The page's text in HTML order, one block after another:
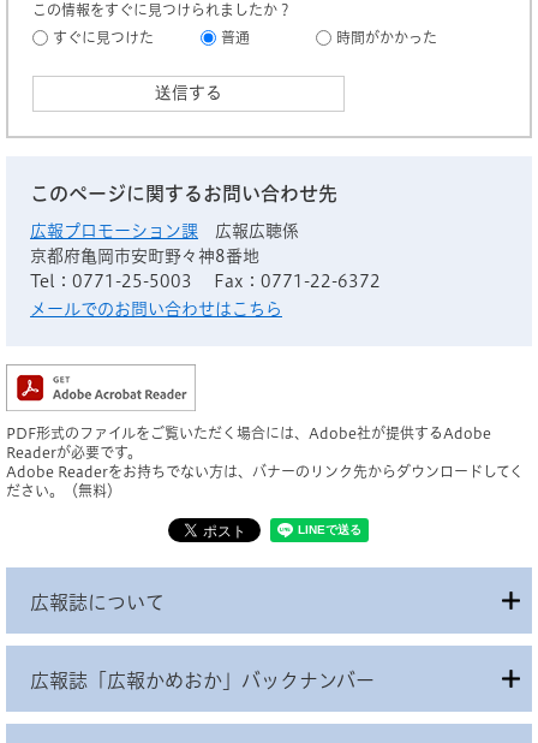
この情報をすぐに見つけられましたか？
すぐに見つけた
普通 時間がかかった
このページに関するお問い合わせ先
広報プロモーション課
広報広聴係
京都府亀岡市安町野々神8番地
Tel：0771-25-5003
Fax：0771-22-6372
メールでのお問い合わせはこちら
PDF形式のファイルをご覧いただく場合には、Adobe社が提供するAdobe
Readerが必要です。
Adobe Readerをお持ちでない方は、バナーのリンク先からダウンロードしてく
ださい。（無料）
広報誌について
広報誌「広報かめおか」バックナンバー